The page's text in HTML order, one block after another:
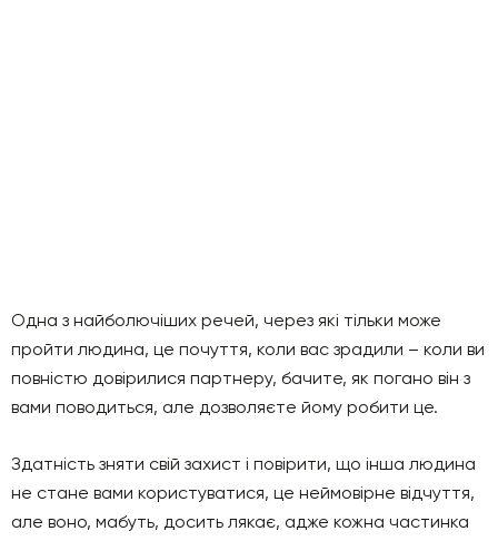
Одна з найболючіших речей, через які тільки може
пройти людина, це почуття, коли вас зрадили – коли ви
повністю довірилися партнеру, бачите, як погано він з
вами поводиться, але дозволяєте йому робити це.
Здатність зняти свій захист і повірити, що інша людина
не стане вами користуватися, це неймовірне відчуття,
але воно, мабуть, досить лякає, адже кожна частинка